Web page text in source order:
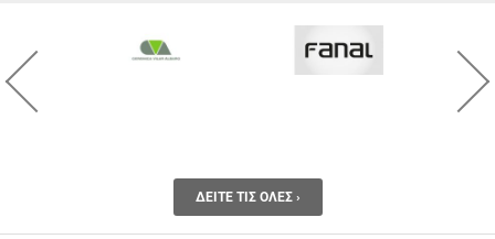
ΔΕΊΤΕ ΤΙΣ ΌΛΕΣ ›